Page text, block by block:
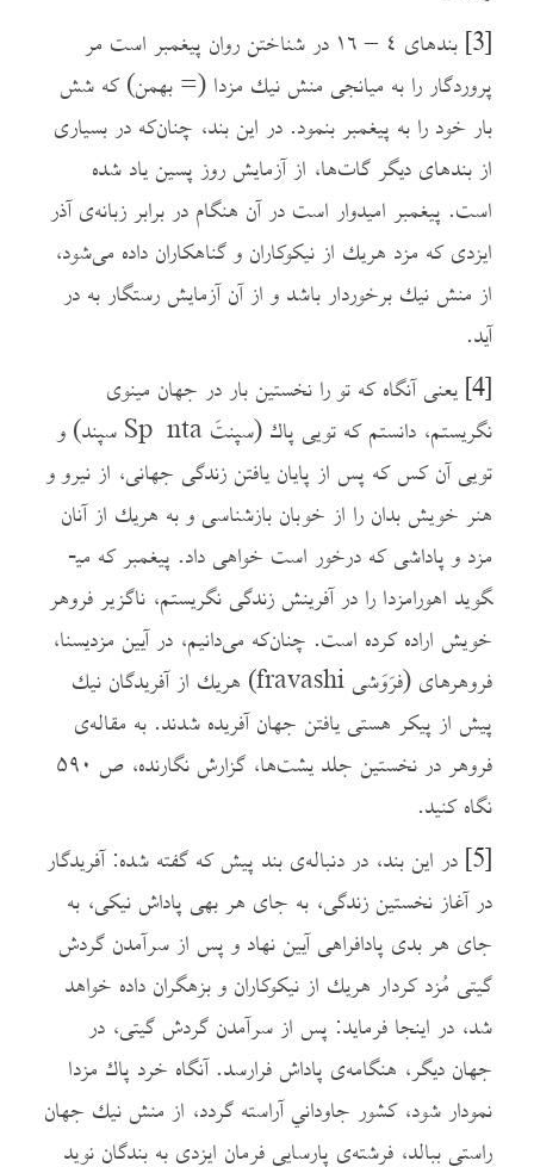
[3]
بندهای ٤ – ١٦ در شناختن روان پیغمبر است مر
پروردگار را به میانجی منش نيك مزدا (= بهمن) که شش
بار خود را به پیغمبر بنمود. در این بند، چنان‌که در بسیاری
از بندهای دیگر گات‌ها، از آزمایش روز پسین یاد شده
است. پیغمبر امیدوار است در آن هنگام در برابر زبانه‌ی آذر
ایزدی که مزد هريك از نیکوکاران و گناهکاران داده می‌شود،
از منش نيك برخوردار باشد و از آن آزمایش رستگار به در
آید.
[4]
یعنی آنگاه که تو را نخستین بار در جهان مینوی
نگریستم، دانستم که تویی پاك (سپنتَ Spənta سپند) و
تویی آن کس که پس از پایان یافتن زندگی جهانی، از نیرو و
هنر خویش بدان را از خوبان بازشناسی و به هريك از آنان
مزد و پاداشی که درخور است خواهی داد. پیغمبر که می­
گوید اهورامزدا را در آفرینش زندگی نگریستم، ناگزیر فروهر
خویش اراده کرده است. چنان‌که می‌دانیم، در آیین مزدیسنا،
فروهرهای (فرَوَشی fravashi) هريك از آفریدگان نیك
پیش از پیکر هستی یافتن جهان آفریده شدند. به مقاله‌ی
فروهر در نخستین جلد یشت‌ها، گزارش نگارنده، ص ۵۹۰
نگاه کنید.
[5]
در این بند، در دنباله‌ی بند پیش که گفته شده: آفریدگار
در آغاز نخستین زندگی، به جای هر بهی پاداش نیکی، به
جای هر بدی پادافراهی آیین نهاد و پس از سرآمدن گردش
گیتی مُزد کردار هريك از نیکوکاران و بزهگران داده خواهد
شد، در اینجا فرماید: پس از سرآمدن گردش گیتی، در
جهان دیگر، هنگامه‌ی پاداش فرارسد. آنگاه خرد پاك مزدا
نمودار شود، کشور جاوداني آراسته گردد، از منش نيك جهان
راستی ببالد، فرشته‌ی پارسایی فرمان ایزدی به بندگان نوید